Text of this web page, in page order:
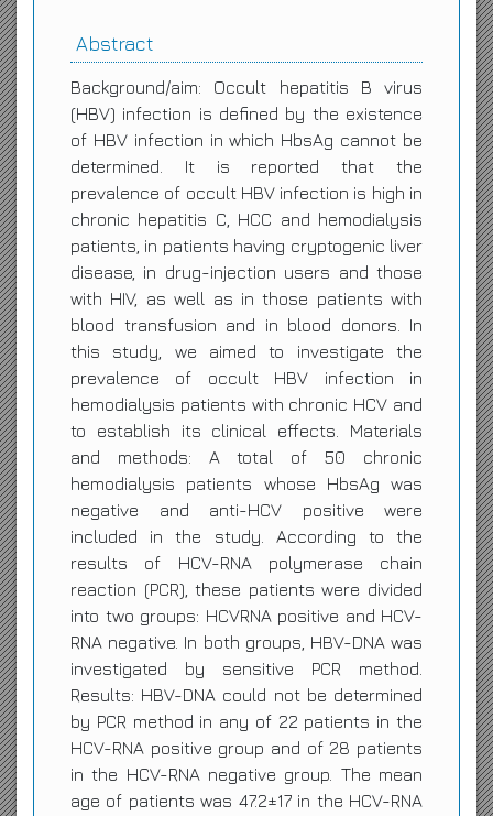
Abstract
Background/aim: Occult hepatitis B virus
(HBV) infection is defined by the existence
of HBV infection in which HbsAg cannot be
determined. It is reported that the
prevalence of occult HBV infection is high in
chronic hepatitis C, HCC and hemodialysis
patients, in patients having cryptogenic liver
disease, in drug-injection users and those
with HIV, as well as in those patients with
blood transfusion and in blood donors. In
this study, we aimed to investigate the
prevalence of occult HBV infection in
hemodialysis patients with chronic HCV and
to establish its clinical effects. Materials
and methods: A total of 50 chronic
hemodialysis patients whose HbsAg was
negative and anti-HCV positive were
included in the study. According to the
results of HCV-RNA polymerase chain
reaction (PCR), these patients were divided
into two groups: HCVRNA positive and HCV-
RNA negative. In both groups, HBV-DNA was
investigated by sensitive PCR method.
Results: HBV-DNA could not be determined
by PCR method in any of 22 patients in the
HCV-RNA positive group and of 28 patients
in the HCV-RNA negative group. The mean
age of patients was 47.2±17 in the HCV-RNA